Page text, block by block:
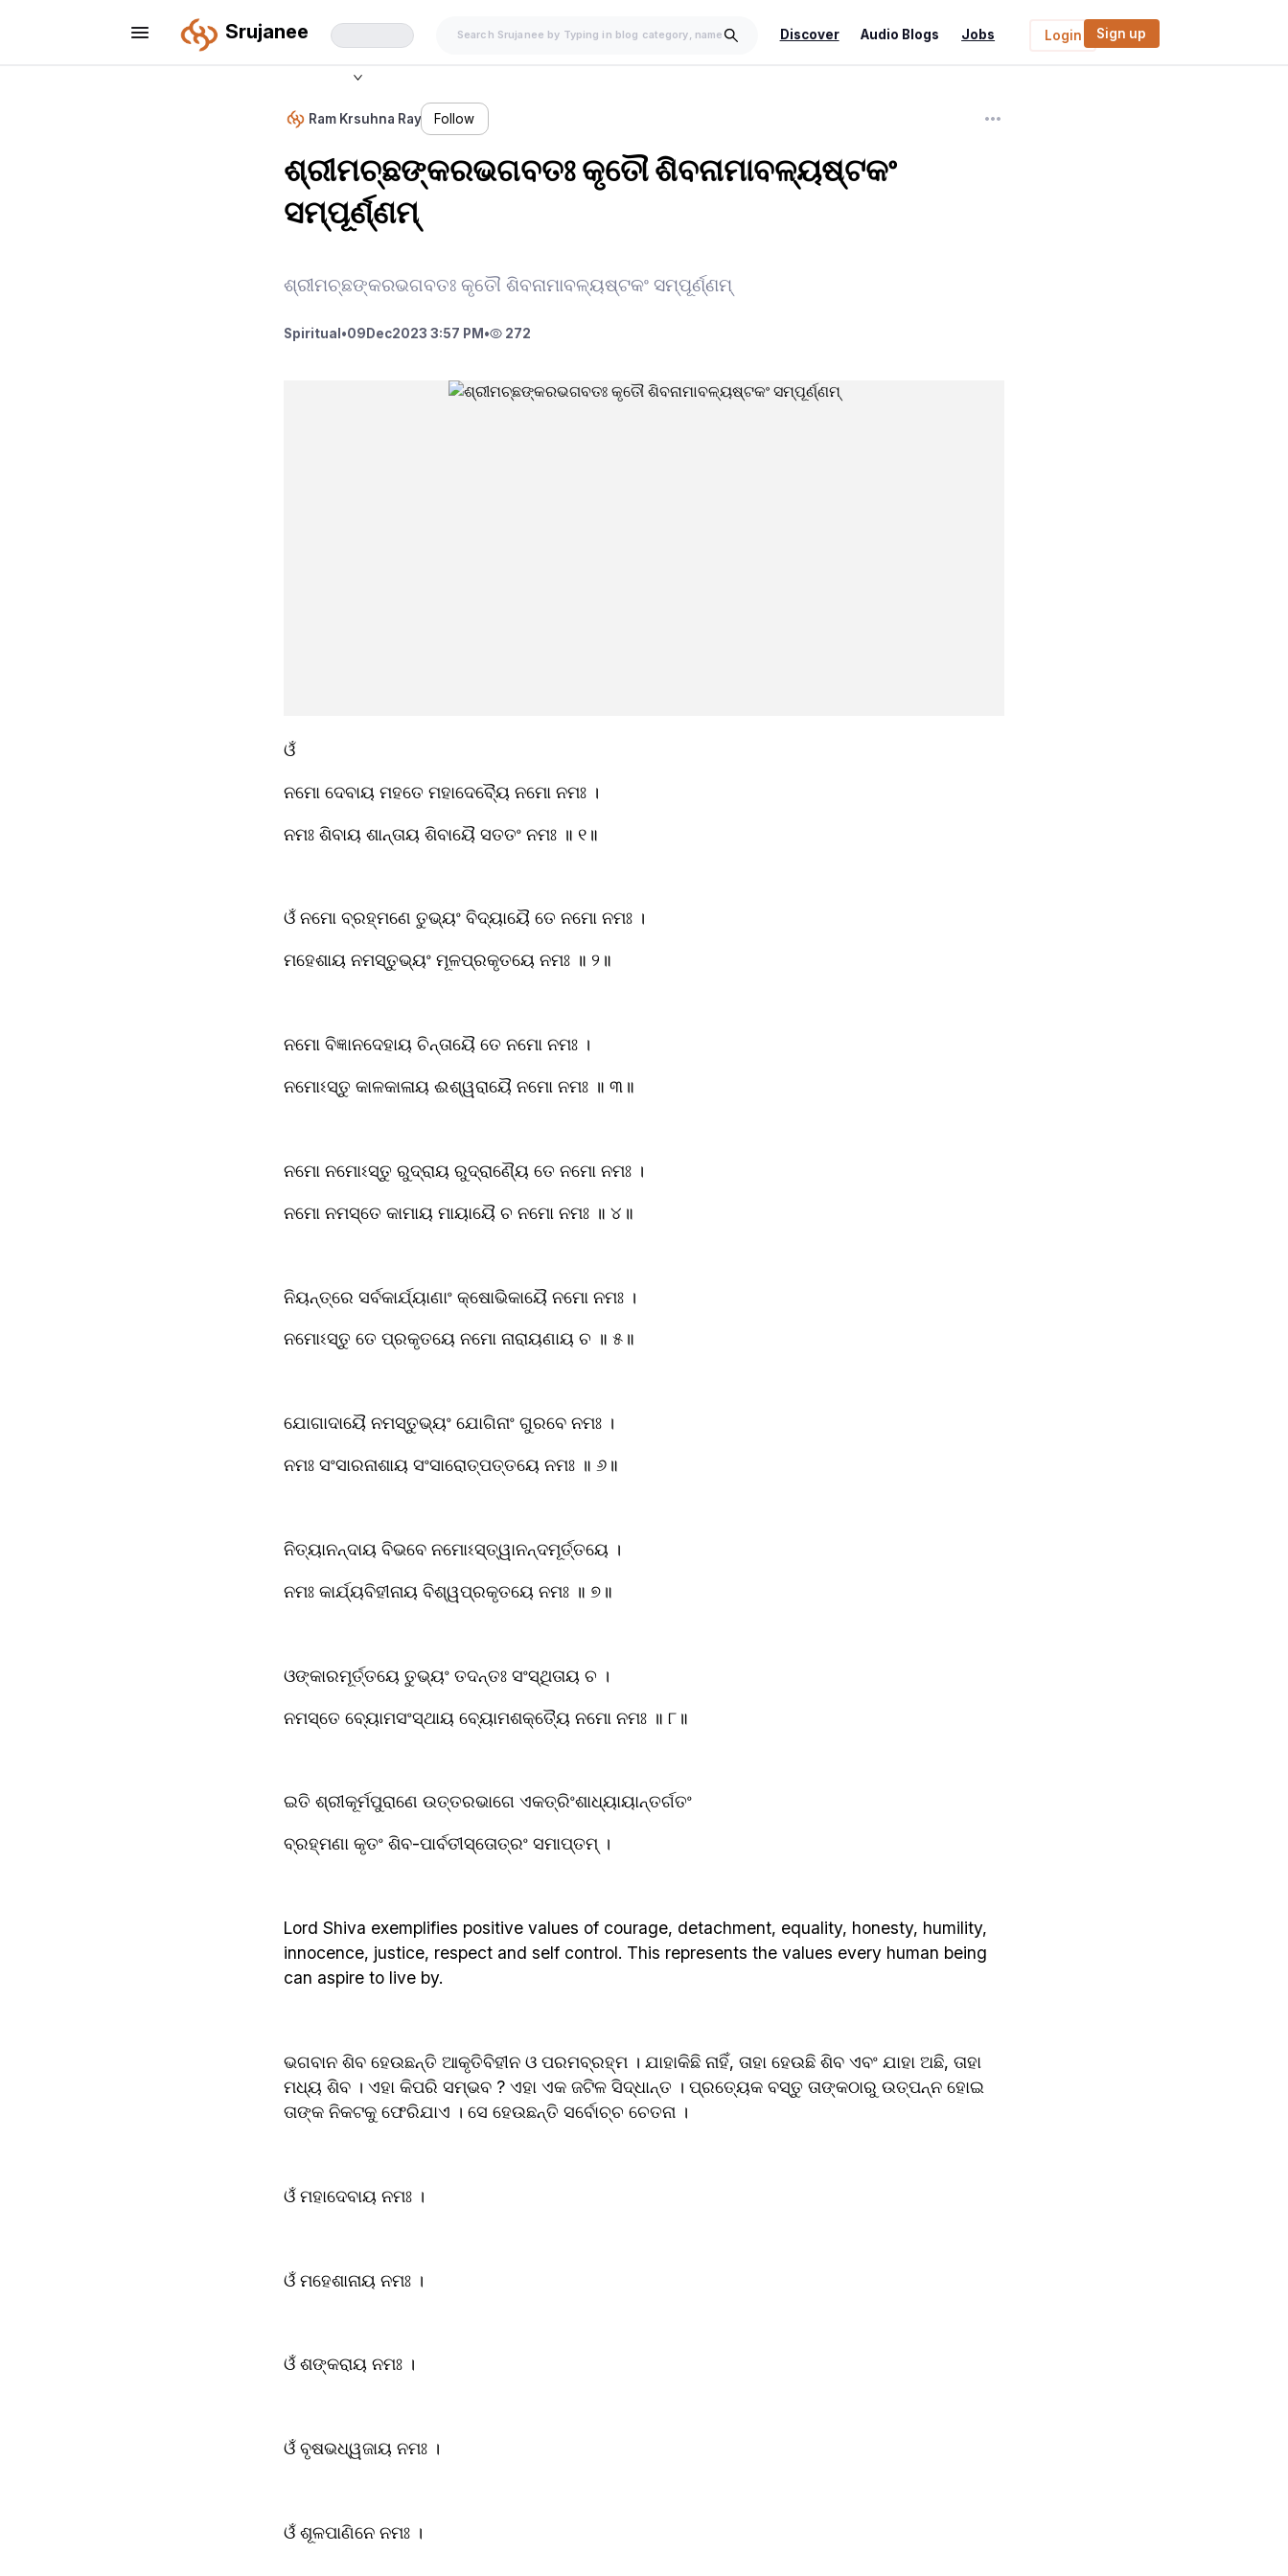
Srujanee Discover Audio Blogs Jobs Login Sign up
Ram Krsuhna Ray Follow
ଶ୍ରୀମଚ୍ଛଙ୍କରଭଗବତଃ କୃତୌ ଶିବନାମାବଳ୍ୟଷ୍ଟକଂ
ସମ୍ପୂର୍ଣ୍ଣମ୍
ଶ୍ରୀମଚ୍ଛଙ୍କରଭଗବତଃ କୃତୌ ଶିବନାମାବଳ୍ୟଷ୍ଟକଂ ସମ୍ପୂର୍ଣ୍ଣମ୍
Spiritual •09 Dec2023 3:57 PM • 272
ଓଁ
ନମୋ ଦେବାୟ ମହତେ ମହାଦେବ୍ୟୈ ନମୋ ନମଃ ।
ନମଃ ଶିବାୟ ଶାନ୍ତାୟ ଶିବାୟୈ ସତତଂ ନମଃ ॥ ୧॥
ଓଁ ନମୋ ବ୍ରହ୍ମଣେ ତୁଭ୍ୟଂ ବିଦ୍ୟାୟୈ ତେ ନମୋ ନମଃ ।
ମହେଶାୟ ନମସ୍ତୁଭ୍ୟଂ ମୂଳପ୍ରକୃତୟେ ନମଃ ॥ ୨॥
ନମୋ ବିଜ୍ଞାନଦେହାୟ ଚିନ୍ତାୟୈ ତେ ନମୋ ନମଃ ।
ନମୋଽସ୍ତୁ କାଳକାଳାୟ ଈଶ୍ୱରାୟୈ ନମୋ ନମଃ ॥ ୩॥
ନମୋ ନମୋଽସ୍ତୁ ରୁଦ୍ରାୟ ରୁଦ୍ରାଣ୍ୟୈ ତେ ନମୋ ନମଃ ।
ନମୋ ନମସ୍ତେ କାମାୟ ମାୟାୟୈ ଚ ନମୋ ନମଃ ॥ ୪॥
ନିୟନ୍ତ୍ରେ ସର୍ବକାର୍ଯ୍ୟାଣାଂ କ୍ଷୋଭିକାୟୈ ନମୋ ନମଃ ।
ନମୋଽସ୍ତୁ ତେ ପ୍ରକୃତୟେ ନମୋ ନାରାୟଣାୟ ଚ ॥ ୫॥
ଯୋଗାଦାୟୈ ନମସ୍ତୁଭ୍ୟଂ ଯୋଗିନାଂ ଗୁରବେ ନମଃ ।
ନମଃ ସଂସାରନାଶାୟ ସଂସାରୋତ୍ପତ୍ତୟେ ନମଃ ॥ ୬॥
ନିତ୍ୟାନନ୍ଦାୟ ବିଭବେ ନମୋଽସ୍ତ୍ୱାନନ୍ଦମୂର୍ତ୍ତୟେ ।
ନମଃ କାର୍ଯ୍ୟବିହୀନାୟ ବିଶ୍ୱପ୍ରକୃତୟେ ନମଃ ॥ ୭॥
ଓଙ୍କାରମୂର୍ତ୍ତୟେ ତୁଭ୍ୟଂ ତଦନ୍ତଃ ସଂସ୍ଥିତାୟ ଚ ।
ନମସ୍ତେ ବ୍ୟୋମସଂସ୍ଥାୟ ବ୍ୟୋମଶକ୍ତ୍ୟୈ ନମୋ ନମଃ ॥ ୮॥
ଇତି ଶ୍ରୀକୂର୍ମପୁରାଣେ ଉତ୍ତରଭାଗେ ଏକତ୍ରିଂଶାଧ୍ୟାୟାନ୍ତର୍ଗତଂ
ବ୍ରହ୍ମଣା କୃତଂ ଶିବ-ପାର୍ବତୀସ୍ତୋତ୍ରଂ ସମାପ୍ତମ୍ ।
Lord Shiva exemplifies positive values of courage, detachment, equality, honesty, humility,
innocence, justice, respect and self control. This represents the values every human being
can aspire to live by.
ଭଗବାନ ଶିବ ହେଉଛନ୍ତି ଆକୃତିବିହୀନ ଓ ପରମବ୍ରହ୍ମ । ଯାହାକିଛି ନାହିଁ, ତାହା ହେଉଛି ଶିବ ଏବଂ ଯାହା ଅଛି, ତାହା
ମଧ୍ୟ ଶିବ । ଏହା କିପରି ସମ୍ଭବ ? ଏହା ଏକ ଜଟିଳ ସିଦ୍ଧାନ୍ତ । ପ୍ରତ୍ୟେକ ବସ୍ତୁ ତାଙ୍କଠାରୁ ଉତ୍ପନ୍ନ ହୋଇ
ତାଙ୍କ ନିକଟକୁ ଫେରିଯାଏ । ସେ ହେଉଛନ୍ତି ସର୍ବୋଚ୍ଚ ଚେତନା ।
ଓଁ ମହାଦେବାୟ ନମଃ ।
ଓଁ ମହେଶାନାୟ ନମଃ ।
ଓଁ ଶଙ୍କରାୟ ନମଃ ।
ଓଁ ବୃଷଭଧ୍ୱଜାୟ ନମଃ ।
ଓଁ ଶୂଳପାଣିନେ ନମଃ ।